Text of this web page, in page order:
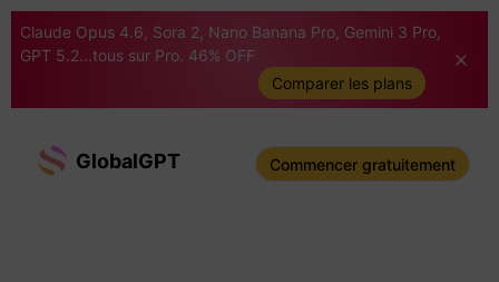
Claude Opus 4.6, Sora 2, Nano Banana Pro, Gemini 3 Pro,
GPT 5.2...tous sur Pro. 46% OFF
Comparer les plans
GlobalGPT Commencer gratuitement